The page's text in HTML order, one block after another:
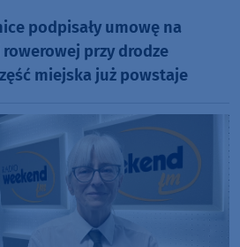
podpisały umowę na
przy drodze
miejska już powstaje